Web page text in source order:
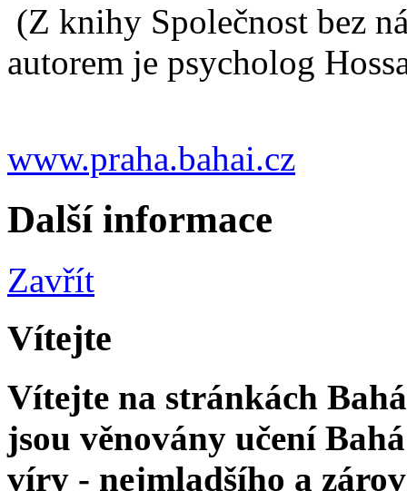
(Z knihy Společnost bez
autorem je psycholog
www.praha.bahai.cz
Další informace
Zavřít
Vítejte
Vítejte na stránkách
jsou věnovány učení
víry - nejmladšího a